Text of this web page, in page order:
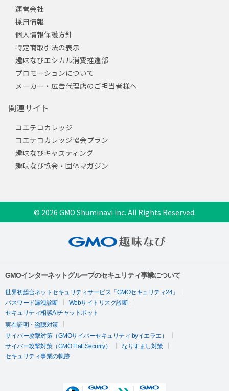
運営会社
採用情報
個人情報保護方針
特定商取引法の表示
趣味なびエシカル消費推進部
プロモーションについて
メーカー・広告代理店のご担当者様へ
関連サイト
コエテコカレッジ
コエテコカレッジ協会プラン
趣味なびキャスティング
趣味なび協会・団体マガジン
© 2026 GMO Shuminavi Inc. All Rights Reserved.